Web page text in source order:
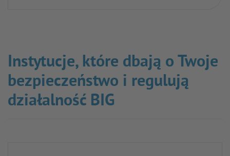
Instytucje, które dbają o Twoje
bezpieczeństwo i regulują
działalność BIG